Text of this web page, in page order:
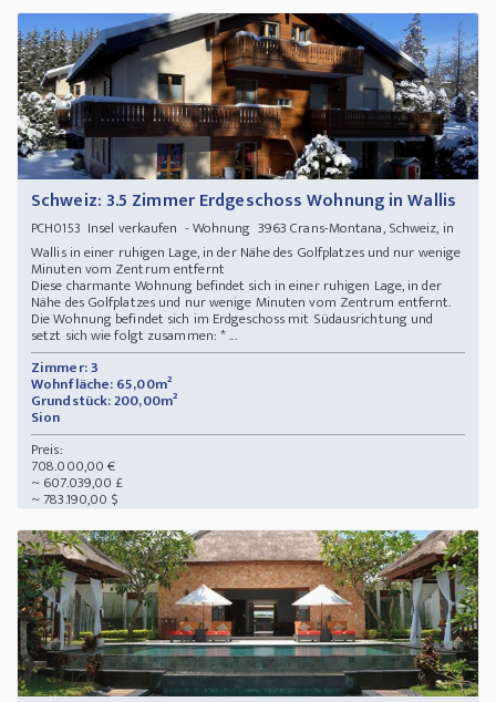
Schweiz: 3.5 Zimmer Erdgeschoss Wohnung in Wallis
PCH0153 Insel verkaufen - Wohnung 3963 Crans-Montana, Schweiz, in
Wallis in einer ruhigen Lage, in der Nähe des Golfplatzes und nur wenige
Minuten vom Zentrum entfernt
Diese charmante Wohnung befindet sich in einer ruhigen Lage, in der
Nähe des Golfplatzes und nur wenige Minuten vom Zentrum entfernt.
Die Wohnung befindet sich im Erdgeschoss mit Südausrichtung und
setzt sich wie folgt zusammen: * ...
Zimmer: 3
Wohnfläche: 65,00m²
Grundstück: 200,00m²
Sion
Preis:
708.000,00 €
~ 607.039,00 £
~ 783.190,00 $